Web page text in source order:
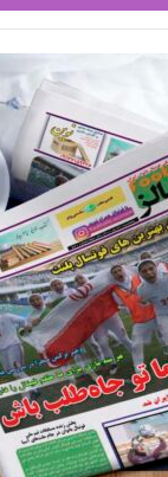
فوتبال بانوان فوتبال